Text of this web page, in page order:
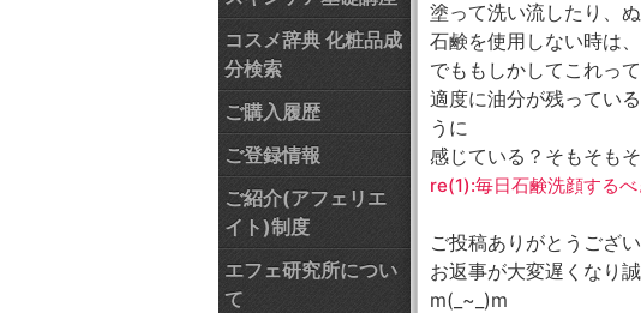
コスメ辞典 化粧品成
分検索
ご購入履歴
ご登録情報
ご紹介(アフェリエ
イト)制度
エフェ研究所につい
て
塗って洗い流したり、
石鹸を使用しない時は
でももしかしてこれっ
適度に油分が残ってい
うに
感じている？そもそも
re(1):毎日石鹸洗顔するべ
ご投稿ありがとうござ
お返事が大変遅くなり
m(_~_)m